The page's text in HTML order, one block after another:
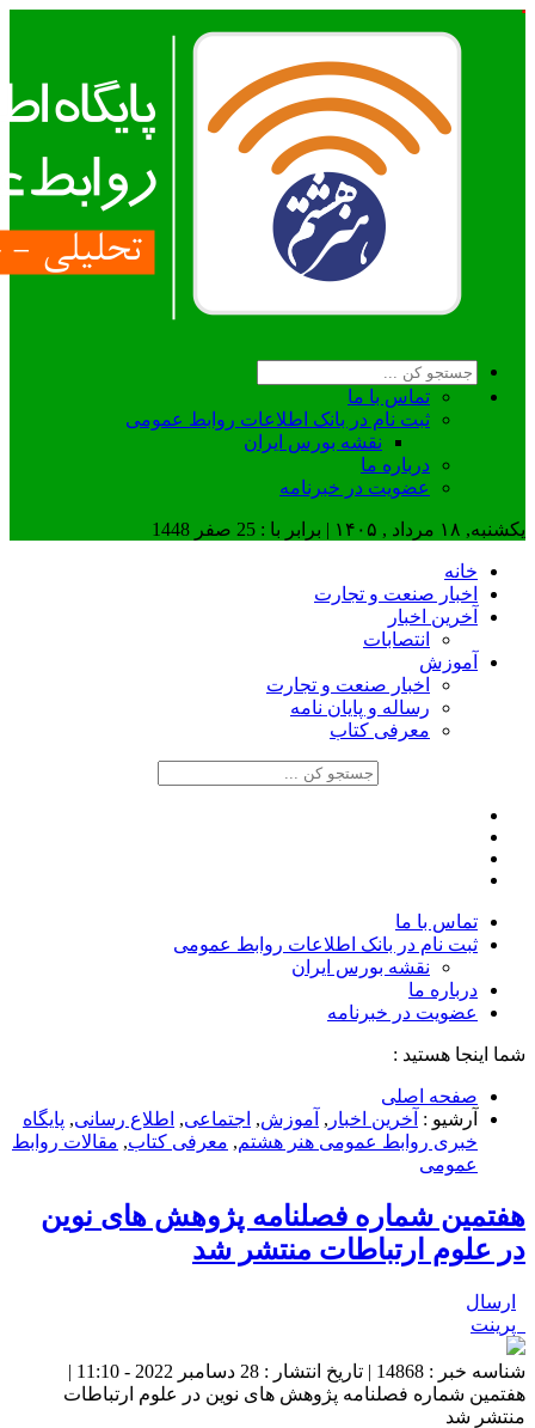
تماس با ما
ثبت نام در بانک اطلاعات روابط عمومی
نقشه بورس ایران
درباره ما
عضويت در خبرنامه
یکشنبه, ۱۸ مرداد , ۱۴۰۵ | برابر با : 25 صفر 1448
خانه
اخبار صنعت و تجارت
آخرین اخبار
انتصابات
آموزش
اخبار صنعت و تجارت
رساله و پایان نامه
معرفی کتاب
تماس با ما
ثبت نام در بانک اطلاعات روابط عمومی
نقشه بورس ایران
درباره ما
عضويت در خبرنامه
شما اینجا هستید :
صفحه اصلی
آرشیو : آخرین اخبار , آموزش, اجتماعی, اطلاع رسانی, پایگاه
خبری روابط عمومی هنر هشتم, معرفی کتاب, مقالات روابط
عمومی
هفتمین شماره فصلنامه پژوهش های نوین
در علوم ارتباطات منتشر شد
ارسال
پرینت
شناسه خبر : 14868 | تاریخ انتشار : 28 دسامبر 2022 - 11:10 |
هفتمین شماره فصلنامه پژوهش های نوین در علوم ارتباطات
منتشر شد